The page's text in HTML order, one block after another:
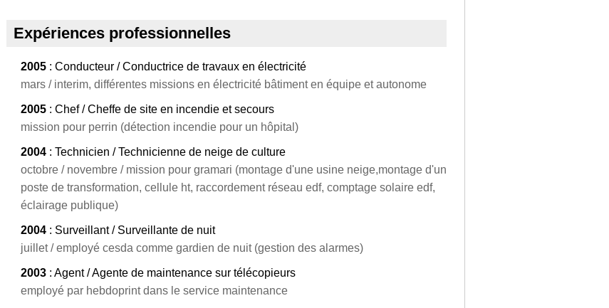
Expériences professionnelles
2005 : Conducteur / Conductrice de travaux en électricité
mars / interim, différentes missions en électricité bâtiment en équipe et autonome
2005 : Chef / Cheffe de site en incendie et secours
mission pour perrin (détection incendie pour un hôpital)
2004 : Technicien / Technicienne de neige de culture
octobre / novembre / mission pour gramari (montage d'une usine neige,montage d'un
poste de transformation, cellule ht, raccordement réseau edf, comptage solaire edf,
éclairage publique)
2004 : Surveillant / Surveillante de nuit
juillet / employé cesda comme gardien de nuit (gestion des alarmes)
2003 : Agent / Agente de maintenance sur télécopieurs
employé par hebdoprint dans le service maintenance